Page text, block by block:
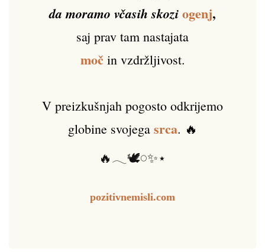
da moramo včasih skoziogenj,
saj prav tam nastajata
močin vzdržljivost.
V preizkušnjah pogosto odkrijemo
globine svojega srca. 🔥
🔥𓂃🕊️𓏸✨⋆
pozitivnemisli.com